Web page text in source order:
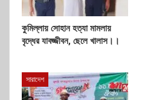
কুমিল্লায় সোহান হত্যা মামলায়
বৃদ্ধের যাবজ্জীবন, ছেলে খালাস।।
সারাদেশ